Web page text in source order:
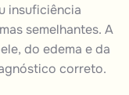
insuficiência
semelhantes. A
do edema e da
correto.